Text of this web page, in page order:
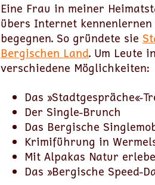
Eine Frau in meiner
übers Internet kennenlernen
begegnen. So gründete sie
Bergischen Land. Um Leute
verschiedene Möglichkeiten:
Das »Stadtgespräche«-
Der Single-Brunch
Das Bergische
Krimiführung in
Mit Alpakas Natur
Das »Bergische Speed-